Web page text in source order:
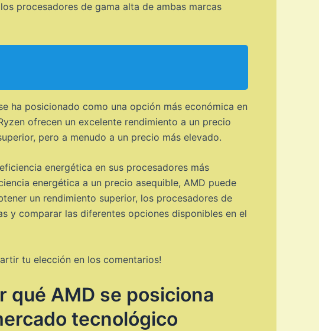
procesadores de gama alta de ambas marcas
ha posicionado como una opción más económica en
ofrecen un excelente rendimiento a un precio
pero a menudo a un precio más elevado.
energética en sus procesadores más
energética a un precio asequible, AMD puede
un rendimiento superior, los procesadores de
y comparar las diferentes opciones disponibles en el
tu elección en los comentarios!
qué AMD se posiciona
tecnológico